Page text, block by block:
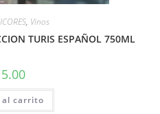
, Vinos
TURIS ESPAÑOL 750ML
al carrito